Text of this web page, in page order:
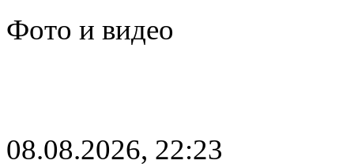
Фото и видео
08.08.2026, 22:23